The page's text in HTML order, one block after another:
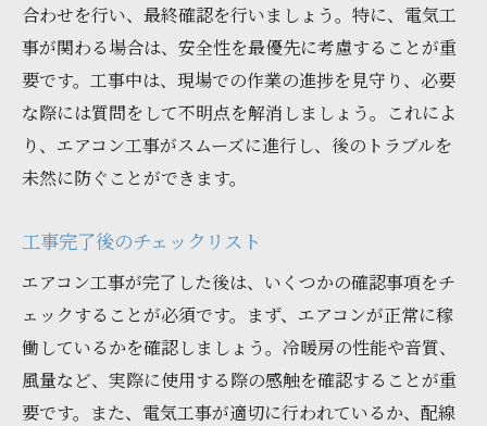
合わせを行い、最終確認を行いましょう。特に、電気工
事が関わる場合は、安全性を最優先に考慮することが重
要です。工事中は、現場での作業の進捗を見守り、必要
な際には質問をして不明点を解消しましょう。これによ
り、エアコン工事がスムーズに進行し、後のトラブルを
未然に防ぐことができます。
工事完了後のチェックリスト
エアコン工事が完了した後は、いくつかの確認事項をチ
ェックすることが必須です。まず、エアコンが正常に稼
働しているかを確認しましょう。冷暖房の性能や音質、
風量など、実際に使用する際の感触を確認することが重
要です。また、電気工事が適切に行われているか、配線